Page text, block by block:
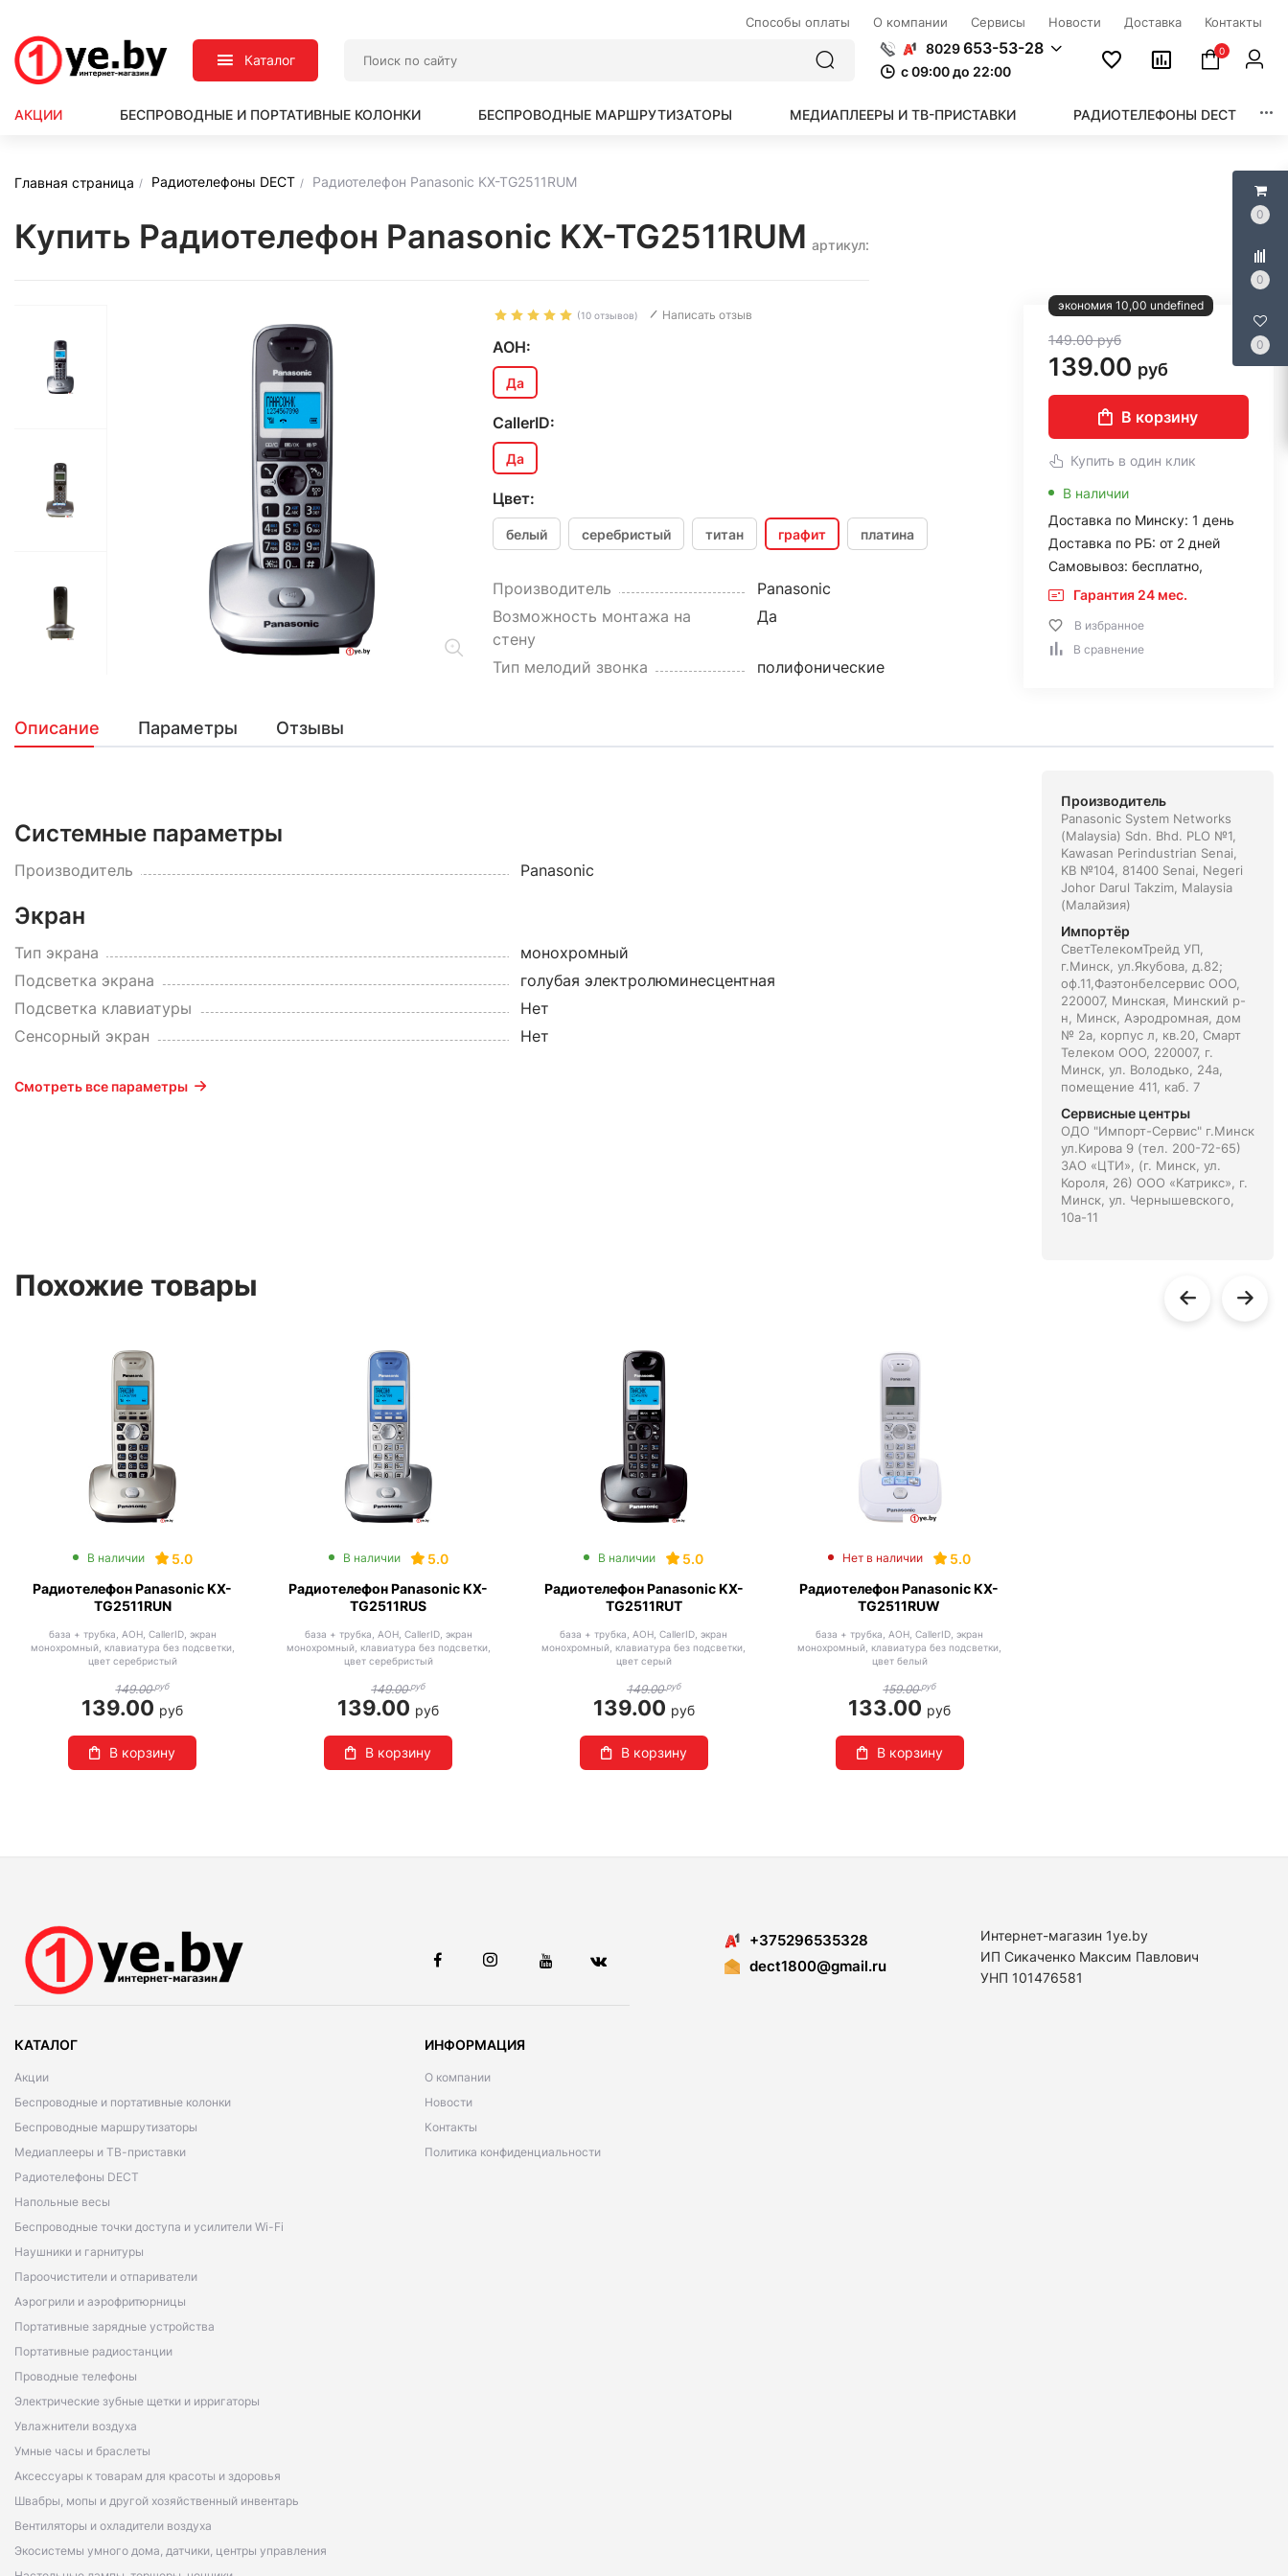
0
0
0
Способы оплаты О компании Сервисы Новости Доставка Контакты
Каталог
8029653-53-28
c 09:00 до 22:00
0
АКЦИИ БЕСПРОВОДНЫЕ И ПОРТАТИВНЫЕ КОЛОНКИ БЕСПРОВОДНЫЕ МАРШРУТИЗАТОРЫ МЕДИАПЛЕЕРЫ И ТВ-ПРИСТАВКИ РАДИОТЕЛЕФОНЫ DECT
Главная страница Радиотелефоны DECT Радиотелефон Panasonic KX-TG2511RUM
Купить Радиотелефон Panasonic KX-TG2511RUM артикул:
(10 отзывов) Написать отзыв
АОН:
Да
CallerID:
Да
Цвет:
белый серебристый титан графит платина
Производитель
Panasonic
Возможность монтажа на
стену
Да
Тип мелодий звонка полифонические
экономия 10,00 undefined
149.00руб
139.00 руб
В корзину
Купить в один клик
В наличии
Доставка по Минску: 1 день
Доставка по РБ: от 2 дней
Самовывоз: бесплатно,
Гарантия 24 мес.
В избранное
В сравнение
Описание Параметры Отзывы
Системные параметры
Производитель Panasonic
Экран
Тип экрана
монохромный
Подсветка экрана
голубая электролюминесцентная
Подсветка клавиатуры
Нет
Сенсорный экран
Нет
Смотреть все параметры
Производитель
Panasonic System Networks
(Malaysia) Sdn. Bhd. PLO №1,
Kawasan Perindustrian Senai,
KB №104, 81400 Senai, Negeri
Johor Darul Takzim, Malaysia
(Малайзия)
Импортёр
СветТелекомТрейд УП,
г.Минск, ул.Якубова, д.82;
оф.11,Фаэтонбелсервис ООО,
220007, Минская, Минский р-
н, Минск, Аэродромная, дом
№ 2а, корпус л, кв.20, Смарт
Телеком ООО, 220007, г.
Минск, ул. Володько, 24а,
помещение 411, каб. 7
Сервисные центры
ОДО "Импорт-Сервис" г.Минск
ул.Кирова 9 (тел. 200-72-65)
ЗАО «ЦТИ», (г. Минск, ул.
Короля, 26) ООО «Катрикс», г.
Минск, ул. Чернышевского,
10а-11
Похожие товары
В наличии
5.0
Радиотелефон Panasonic KX-
TG2511RUN
база + трубка, АОН, CallerID, экран
монохромный, клавиатура без подсветки,
цвет серебристый
149.00руб
139.00 руб
В корзину
В наличии
5.0
Радиотелефон Panasonic KX-
TG2511RUS
база + трубка, АОН, CallerID, экран
монохромный, клавиатура без подсветки,
цвет серебристый
149.00руб
139.00 руб
В корзину
В наличии
5.0
Радиотелефон Panasonic KX-
TG2511RUT
база + трубка, АОН, CallerID, экран
монохромный, клавиатура без подсветки,
цвет серый
149.00руб
139.00 руб
В корзину
Нет в наличии
5.0
Радиотелефон Panasonic KX-
TG2511RUW
база + трубка, АОН, CallerID, экран
монохромный, клавиатура без подсветки,
цвет белый
159.00руб
133.00 руб
В корзину
КАТАЛОГ
Акции
Беспроводные и портативные колонки
Беспроводные маршрутизаторы
Медиаплееры и ТВ-приставки
Радиотелефоны DECT
Напольные весы
Беспроводные точки доступа и усилители Wi-Fi
Наушники и гарнитуры
Пароочистители и отпариватели
Аэрогрили и аэрофритюрницы
Портативные зарядные устройства
Портативные радиостанции
Проводные телефоны
Электрические зубные щетки и ирригаторы
Увлажнители воздуха
Умные часы и браслеты
Аксессуары к товарам для красоты и здоровья
Швабры, мопы и другой хозяйственный инвентарь
Вентиляторы и охладители воздуха
Экосистемы умного дома, датчики, центры управления
ИНФОРМАЦИЯ
О компании
Новости
Контакты
Политика конфиденциальности
+375296535328
dect1800@gmail.ru
Интернет-магазин 1ye.by
ИП Сикаченко Максим Павлович
УНП 101476581